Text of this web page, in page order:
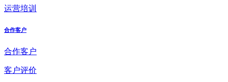
运营培训
合作客户
合作客户
客户评价